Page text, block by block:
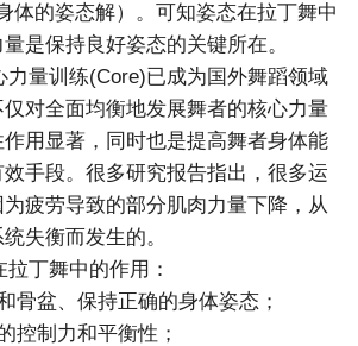
体的姿态解）。可知姿态在拉丁舞中
是保持良好姿态的关键所在。
量训练(Core)已成为国外舞蹈领域
对全面均衡地发展舞者的核心力量
用显著，同时也是提高舞者身体能
手段。很多研究报告指出，很多运
疲劳导致的部分肌肉力量下降，从
失衡而发生的。
丁舞中的作用：
盆、保持正确的身体姿态；
制力和平衡性；